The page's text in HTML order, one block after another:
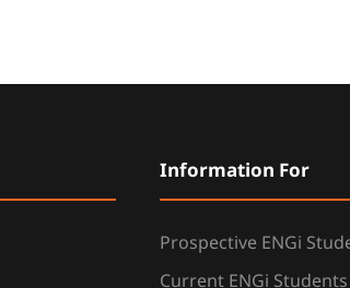
Information For
Prospective ENGi
Current ENGi Students